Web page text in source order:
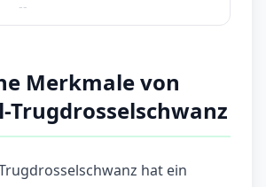
--
Merkmale von
Trugdrosselschwanz
hat ein